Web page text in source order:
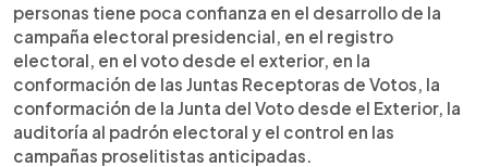
personas tiene poca confianza en el desarrollo de la
campaña electoral presidencial, en el registro
electoral, en el voto desde el exterior, en la
conformación de las Juntas Receptoras de Votos, la
conformación de la Junta del Voto desde el Exterior, la
auditoría al padrón electoral y el control en las
campañas proselitistas anticipadas.